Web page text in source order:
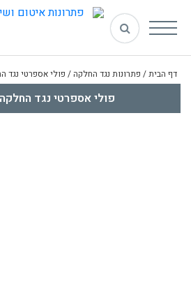
דף הבית/ פתרונות נגד החלקה/ פולי אספרטי נגד
פולי אספרטי נגד